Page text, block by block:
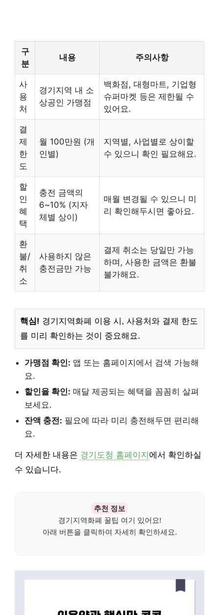
구
분
내용 주의사항
사
용
처
경기지역 내 소
상공인 가맹점
백화점, 대형마트, 기업형
슈퍼마켓 등은 제한될 수
있어요.
결
제
한
도
월 100만원 (개
인별)
지역별, 사업별로 상이할
수 있으니 확인 필요해요.
할
인
혜
택
충전 금액의
6~10% (지자
체별 상이)
매월 변경될 수 있으니 미
리 확인해두시면 좋아요.
환
불/
취
소
사용하지 않은
충전금만 가능
결제 취소는 당일만 가능
하며, 사용한 금액은 환불
불가해요.
핵심! 경기지역화폐 이용 시, 사용처와 결제 한도
를 미리 확인하는 것이 중요해요.
가맹점 확인: 앱 또는 홈페이지에서 검색 가능해
요.
할인율 확인: 매달 제공되는 혜택을 꼼꼼히 살펴
보세요.
잔액 충전: 필요에 따라 미리 충전해두면 편리해
요.
더 자세한 내용은 경기도청 홈페이지 에서 확인하실
수 있습니다.
추천 정보
경기지역화폐 꿀팁 여기 있어요!
아래 버튼을 클릭하여 자세히 확인하세요.